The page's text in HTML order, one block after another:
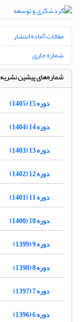
مقالات آماده انتشار
شماره جاری
شماره‌های پیشین نشریه
دوره 15 (1405)
دوره 14 (1404)
دوره 13 (1403)
دوره 12 (1402)
دوره 11 (1401)
دوره 10 (1400)
دوره 9 (1399)
دوره 8 (1398)
دوره 7 (1397)
دوره 6 (1396)